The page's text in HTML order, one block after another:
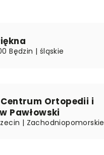
Będzin | śląskie
Ortopedii i
Pawłowski
| Zachodniopomorskie